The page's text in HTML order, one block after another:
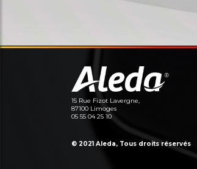
15 Rue Fizot Lavergne,
87100 Limoges
05 55 04 25 10
© 2021 Aleda, Tous droits réservés